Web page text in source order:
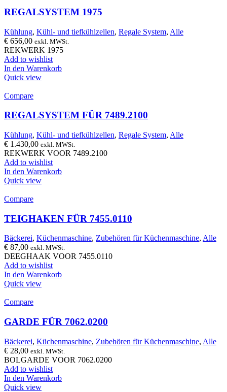
REGALSYSTEM 1975
Kühlung, Kühl- und tiefkühlzellen, Regale System, Alle
€ 656,00 exkl. MWSt.
REKWERK 1975
Add to wishlist
In den Warenkorb
Quick view
Compare
REGALSYSTEM FÜR 7489.2100
Kühlung, Kühl- und tiefkühlzellen, Regale System, Alle
€ 1.430,00 exkl. MWSt.
REKWERK VOOR 7489.2100
Add to wishlist
In den Warenkorb
Quick view
Compare
TEIGHAKEN FÜR 7455.0110
Bäckerei, Küchenmaschine, Zubehören für Küchenmaschine, Alle
€ 87,00 exkl. MWSt.
DEEGHAAK VOOR 7455.0110
Add to wishlist
In den Warenkorb
Quick view
Compare
GARDE FÜR 7062.0200
Bäckerei, Küchenmaschine, Zubehören für Küchenmaschine, Alle
€ 28,00 exkl. MWSt.
BOLGARDE VOOR 7062.0200
Add to wishlist
In den Warenkorb
Quick view